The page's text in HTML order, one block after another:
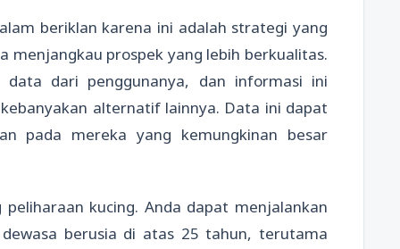
beriklan karena ini adalah strategi yang
menjangkau prospek yang lebih berkualitas.
dari penggunanya, dan informasi ini
alternatif lainnya. Data ini dapat
pada mereka yang kemungkinan besar
kucing. Anda dapat menjalankan
berusia di atas 25 tahun, terutama